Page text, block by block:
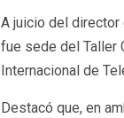
A juicio del director
fue sede del Taller
Internacional de
Destacó que, en